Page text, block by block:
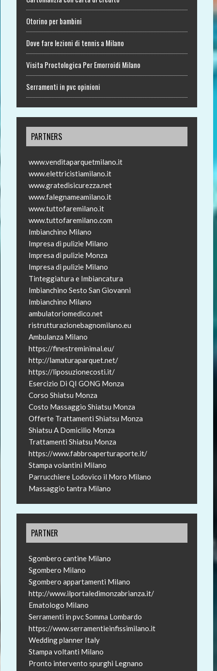
Otorino per bambini
Dove fare lezioni di tennis a Milano
Visita Proctologica Per Emorroidi Milano
Serramenti in pvc opinioni
PARTNERS
www.venditaparquetmilano.it
www.elettricistiamilano.it
www.gratedisicurezza.net
www.falegnameamilano.it
www.tuttofaremilano.it
www.tuttofaremilano.com
Imbianchino Milano
Impresa di pulizie Milano
Impresa di pulizie Monza
Impresa di pulizie Milano
Tinteggiatura e Imbiancatura
Imbianchino Sesto San Giovanni
Imbianchino Milano
ambulatoriomedico.net
ristrutturazionebagnomilano.eu
Ambulanza Milano
https://finestreminimal.eu/
http://lamaturaparquet.net/
https://liposuzionecosti.it/
Esercizio Di QI GONG Monza
Corso Shiatsu Monza
Costo Massaggio Shiatsu Monza
Offerte Trattamenti Shiatsu Monza
Shiatsu A Domicilio Monza
Trattamenti Shiatsu Monza
https://www.fabbroaperturaporte.it/
Stampa volantini Milano
Parrucchiere Lodovico il Moro Milano
Massaggio tantra Milano
PARTNER
Sgombero cantine Milano
Sgombero Milano
Sgombero appartamenti Milano
http://www.ilportaledimonzabrianza.it/
Ematologo Milano
Serramenti in pvc Somma Lombardo
https://www.serramentieinfissimilano.it
Wedding planner Italy
Stampa voltanti Milano
Pronto intervento spurghi Legnano